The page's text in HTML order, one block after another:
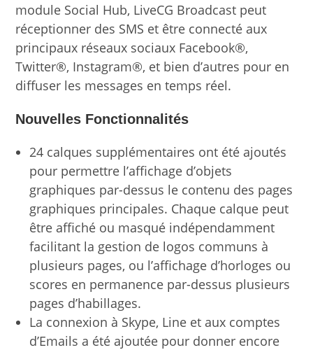
module Social Hub, LiveCG Broadcast peut
réceptionner des SMS et être connecté aux
principaux réseaux sociaux Facebook®,
Twitter®, Instagram®, et bien d’autres pour en
diffuser les messages en temps réel.
Nouvelles Fonctionnalités
24 calques supplémentaires ont été ajoutés
pour permettre l’affichage d’objets
graphiques par-dessus le contenu des pages
graphiques principales. Chaque calque peut
être affiché ou masqué indépendamment
facilitant la gestion de logos communs à
plusieurs pages, ou l’affichage d’horloges ou
scores en permanence par-dessus plusieurs
pages d’habillages.
La connexion à Skype, Line et aux comptes
d’Emails a été ajoutée pour donner encore